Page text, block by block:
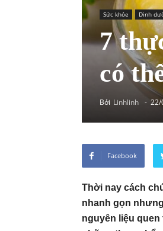
Sức khỏe Dinh
7
có
Bởi Linhlinh - 22/
Facebook
Thời nay cách
nhanh gọn
nguyên liệu